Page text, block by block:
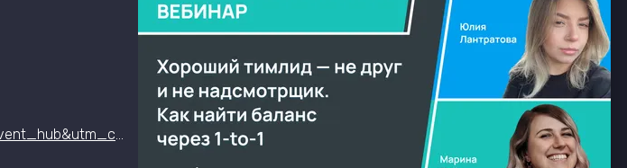
https://pvs-studio.ru/ru/webinar/47/?utm_source=website&utm_medium=it_event_hub&utm_campaign=webinar&content=balance12